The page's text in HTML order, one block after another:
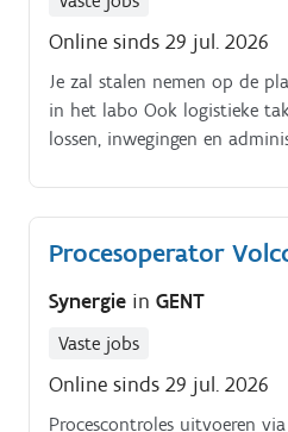
Online sinds 29 jul. 2026
Je zal stalen nemen op de
in het labo Ook logistieke
lossen, inwegingen en
kleine technische storingen
via beeldschermen
Procesoperator
Synergie in GENT
Vaste jobs
Online sinds 29 jul. 2026
Procescontroles uitvoeren via